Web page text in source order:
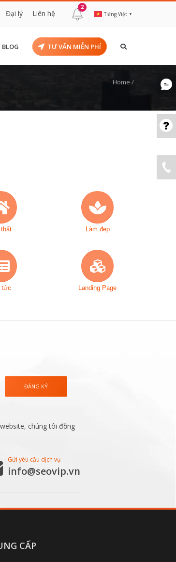
Đại lý Liên hệ
2
Tiếng Việt ▼
BLOG TƯ VẤN MIỄN PHÍ
Home /
thất Làm đẹp
tức Landing Page
chúng tôi đồng
Gửi yêu cầu dịch vụ
info@seovip.vn
CẤP